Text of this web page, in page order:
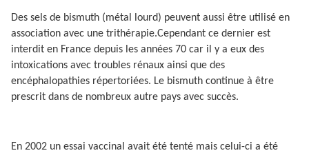
Des sels de bismuth (métal lourd) peuvent aussi être utilisé en
association avec une trithérapie.Cependant ce dernier est
interdit en France depuis les années 70 car il y a eux des
intoxications avec troubles rénaux ainsi que des
encéphalopathies répertoriées. Le bismuth continue à être
prescrit dans de nombreux autre pays avec succès.
En 2002 un essai vaccinal avait été tenté mais celui-ci a été